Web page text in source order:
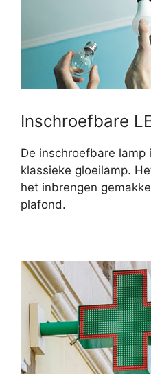
Inschroefbare
De inschroefbare lamp
klassieke gloeilamp.
het inbrengen
plafond.